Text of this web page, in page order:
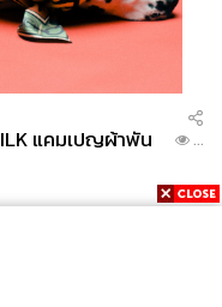
แคมเปญผ้าพัน
...